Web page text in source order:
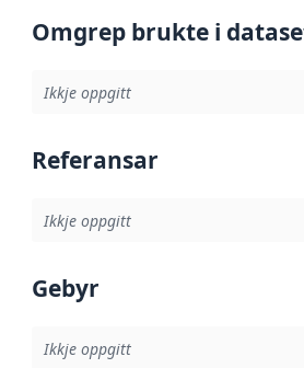
Omgrep brukte i
Ikkje oppgitt
Referansar
Ikkje oppgitt
Gebyr
Ikkje oppgitt